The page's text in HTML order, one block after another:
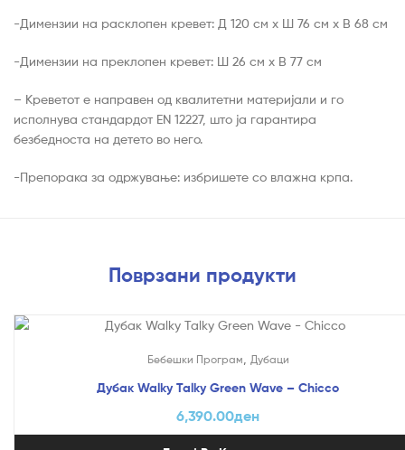
-Димензии на расклопен кревет: Д 120 см x Ш 76 см x В 68 см
-Димензии на преклопен кревет: Ш 26 см x В 77 см
– Креветот е направен од квалитетни материјали и го
исполнува стандардот EN 12227, што ја гарантира
безбедноста на детето во него.
-Препорака за одржување: избришете со влажна крпа.
Поврзани продукти
Бебешки Програм Дубаци
Дубак Walky Talky Green Wave – Chicco
6,390.00ден